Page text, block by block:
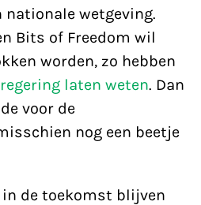
wetgeving.
Bits of Freedom wil
worden, zo hebben
laten weten. Dan
voor de
nog een beetje
de toekomst blijven